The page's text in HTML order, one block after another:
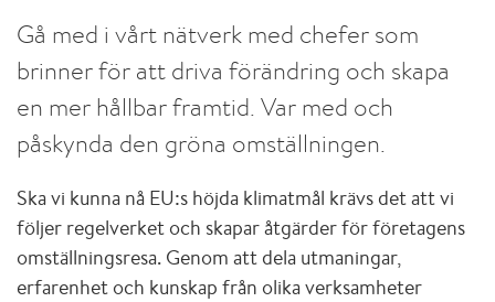
Gå med i vårt nätverk med chefer som
brinner för att driva förändring och skapa
en mer hållbar framtid. Var med och
påskynda den gröna omställningen.
Ska vi kunna nå EU:s höjda klimatmål krävs det att vi
följer regelverket och skapar åtgärder för företagens
omställningsresa. Genom att dela utmaningar,
erfarenhet och kunskap från olika verksamheter